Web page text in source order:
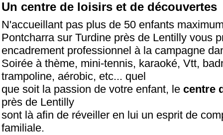
Un centre de loisirs et de découvertes
N'accueillant pas plus de 50 enfants
Pontcharra sur Turdine près de Lentilly vous
encadrement professionnel à la campagne
Soirée à thème, mini-tennis, karaoké, Vtt,
trampoline, aérobic, etc... quel
que soit la passion de votre enfant, le centre
près de Lentilly
sont là afin de réveiller en lui un esprit de
familiale.